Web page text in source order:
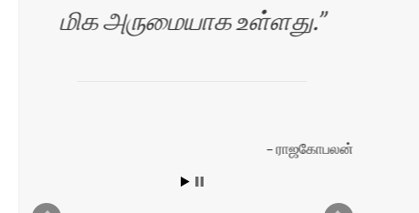
மிக அருமையாக உள்ளது.
ராஜகோபலன்